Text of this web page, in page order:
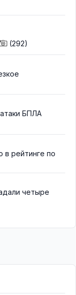
(292)
БПЛА
в рейтинге по
четыре